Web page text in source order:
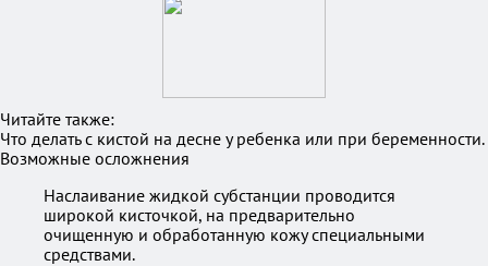
Читайте также:
Что делать с кистой на десне у ребенка или при беременности.
Возможные осложнения
Наслаивание жидкой субстанции проводится
широкой кисточкой, на предварительно
очищенную и обработанную кожу специальными
средствами.